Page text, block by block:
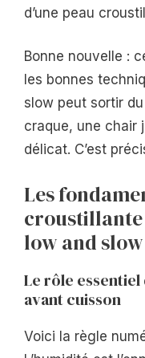
d’une peau
Bonne nouvelle :
les bonnes
slow peut sortir
craque, une chair
délicat. C’est
Les
low and slow
Le rôle essentiel
avant cuisson
Voici la règle